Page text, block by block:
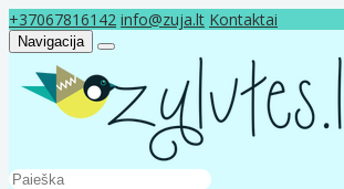
+37067816142 info@zuja.lt Kontaktai
Navigacija